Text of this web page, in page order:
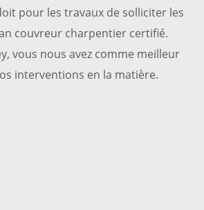
pour les travaux de solliciter les
couvreur charpentier certifié.
vous nous avez comme meilleur
interventions en la matière.